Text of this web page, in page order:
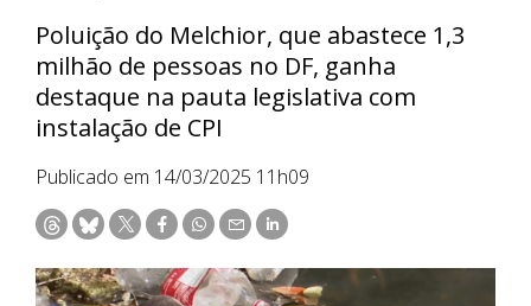
Poluição do Melchior, que abastece 1,3
milhão de pessoas no DF, ganha
destaque na pauta legislativa com
instalação de CPI
Publicado em 14/03/2025 11h09